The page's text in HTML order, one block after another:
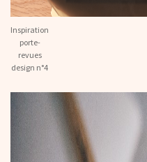
Inspiration
porte-
revues
design n°4